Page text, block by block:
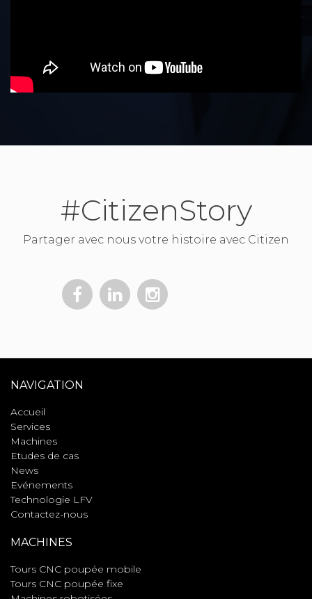
#CitizenStory
Partager avec nous votre histoire avec Citizen
NAVIGATION
Accueil
Services
Machines
Etudes de cas
News
Evénements
Technologie LFV
Contactez-nous
MACHINES
Tours CNC poupée mobile
Tours CNC poupée fixe